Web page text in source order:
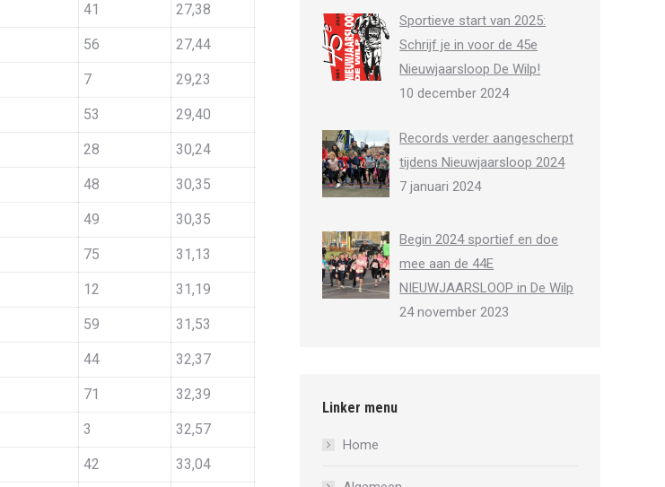
41 27,38
56 27,44
7 29,23
53 29,40
28 30,24
48 30,35
49 30,35
75 31,13
12 31,19
59 31,53
44 32,37
71 32,39
3 32,57
42 33,04
Sportieve start van 2025:
Schrijf je in voor de 45e
Nieuwjaarsloop De Wilp!
10 december 2024
Records verder aangescherpt
tijdens Nieuwjaarsloop 2024
7 januari 2024
Begin 2024 sportief en doe
mee aan de 44E
NIEUWJAARSLOOP in De Wilp
24 november 2023
Linker menu
Home